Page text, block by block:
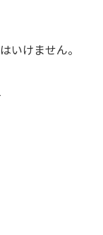
いけません。